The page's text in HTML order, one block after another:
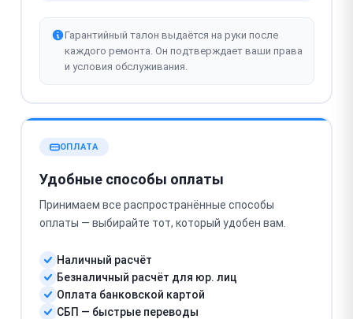
Гарантийный талон выдаётся на руки после
каждого ремонта. Он подтверждает ваши права
и условия обслуживания.
ОПЛАТА
Удобные способы оплаты
Принимаем все распространённые способы
оплаты — выбирайте тот, который удобен вам.
Наличный расчёт
Безналичный расчёт для юр. лиц
Оплата банковской картой
СБП — быстрые переводы